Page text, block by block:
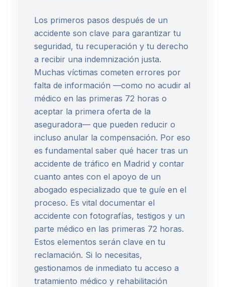
Los primeros pasos después de un
accidente son clave para garantizar tu
seguridad, tu recuperación y tu derecho
a recibir una indemnización justa.
Muchas víctimas cometen errores por
falta de información —como no acudir al
médico en las primeras 72 horas o
aceptar la primera oferta de la
aseguradora— que pueden reducir o
incluso anular la compensación. Por eso
es fundamental saber qué hacer tras un
accidente de tráfico en Madrid y contar
cuanto antes con el apoyo de un
abogado especializado que te guíe en el
proceso. Es vital documentar el
accidente con fotografías, testigos y un
parte médico en las primeras 72 horas.
Estos elementos serán clave en tu
reclamación. Si lo necesitas,
gestionamos de inmediato tu acceso a
tratamiento médico y rehabilitación